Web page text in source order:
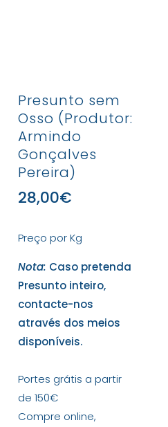
Presunto sem
Osso (Produtor:
Armindo
Gonçalves
Pereira)
28,00€
Preço por Kg
Nota: Caso pretenda
Presunto inteiro,
contacte-nos
através dos meios
disponíveis.
Portes grátis a partir
de 150€
Compre online,